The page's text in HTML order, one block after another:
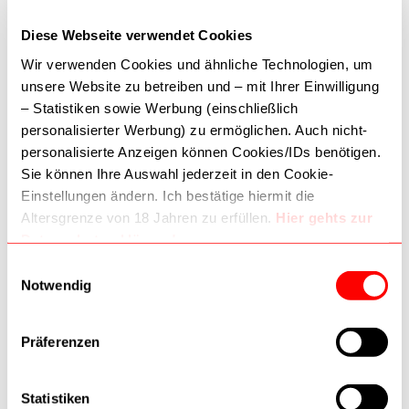
Diese Webseite verwendet Cookies
Wir verwenden Cookies und ähnliche Technologien, um
unsere Website zu betreiben und – mit Ihrer Einwilligung
– Statistiken sowie Werbung (einschließlich
personalisierter Werbung) zu ermöglichen. Auch nicht-
personalisierte Anzeigen können Cookies/IDs benötigen.
Sie können Ihre Auswahl jederzeit in den Cookie-
Einstellungen ändern. Ich bestätige hiermit die
Altersgrenze von 18 Jahren zu erfüllen. Hier gehts zur
Google Daten nutzt:
Wie Google Informationen von Websites/Apps nutzt
Verantwortungsvoller Umgang mit Geschäftsdaten
Notwendig
Präferenzen
Statistiken
Montag-Freitag: 09:30-18:30
AKZEPTIERTE ZAHLUNGSMETHODEN
Details
Langhals-